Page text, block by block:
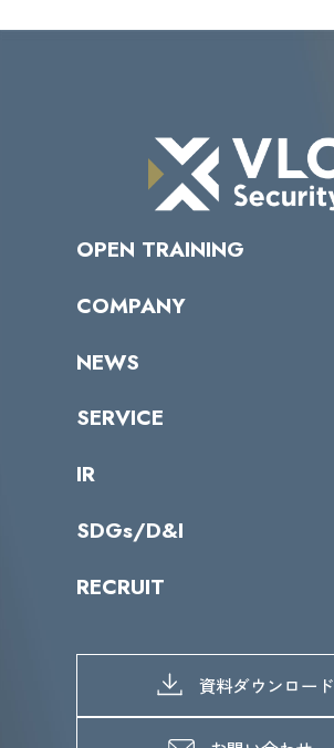
OPEN TRAINING
受講者の声
COMPANY
トップメッセージ
ミッション／ビジョン
パートナー企業一覧
NEWS
サイバーニュース
SERVICE
カテゴリー別サービス一覧
IR
IRカレンダー
IRライブラリー
よくあるご質問
SDGs/D&I
当グループのマテリアリティ
SDGs推進体制
D&Iの取り組み
RECRUIT
募集職種一覧
メッセージ
メンバーインタビュー
資料ダウンロード